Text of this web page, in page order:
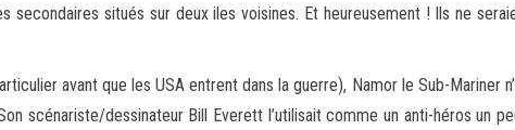
secondaires situés sur deux iles voisines. Etheureusement ! Ils ne
avant que les USA entrent dans la guerre), Namor le Sub-Mariner
scénariste/dessinateur Bill Everett l’utilisait comme un anti-héros un